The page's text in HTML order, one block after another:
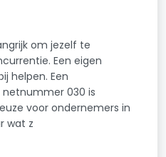
om jezelf te
Een eigen
helpen. Een
030 is
voor ondernemers in
wat z